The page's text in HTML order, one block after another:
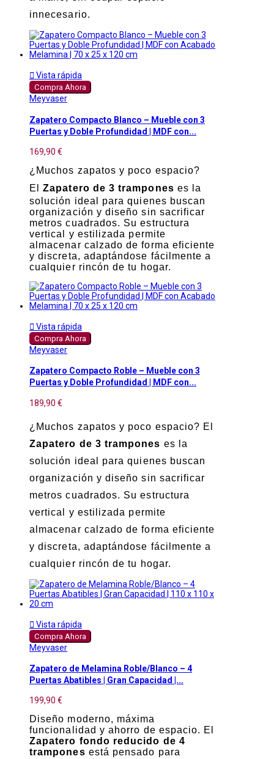
innecesario.
 Vista rápida
Compra Ahora
Meyvaser
Zapatero Compacto Blanco – Mueble con 3
Puertas y Doble Profundidad | MDF con...
169,90 €
¿Muchos zapatos y poco espacio?
ElZapatero de 3 trampones es la
solución ideal para quienes buscan
organización y diseño sin sacrificar
metros cuadrados. Su estructura
vertical y estilizada permite
almacenar calzado de forma eficiente
y discreta, adaptándose fácilmente a
cualquier rincón de tu hogar.
 Vista rápida
Compra Ahora
Meyvaser
Zapatero Compacto Roble – Mueble con 3
Puertas y Doble Profundidad | MDF con...
189,90 €
¿Muchos zapatos y poco espacio? El
Zapatero de 3 trampones es la
solución ideal para quienes buscan
organización y diseño sin sacrificar
metros cuadrados. Su estructura
vertical y estilizada permite
almacenar calzado de forma eficiente
y discreta, adaptándose fácilmente a
cualquier rincón de tu hogar.
 Vista rápida
Compra Ahora
Meyvaser
Zapatero de Melamina Roble/Blanco – 4
Puertas Abatibles | Gran Capacidad |...
199,90 €
Diseño moderno, máxima
funcionalidad y ahorro de espacio. El
Zapatero fondo reducido de 4
trampones está pensado para